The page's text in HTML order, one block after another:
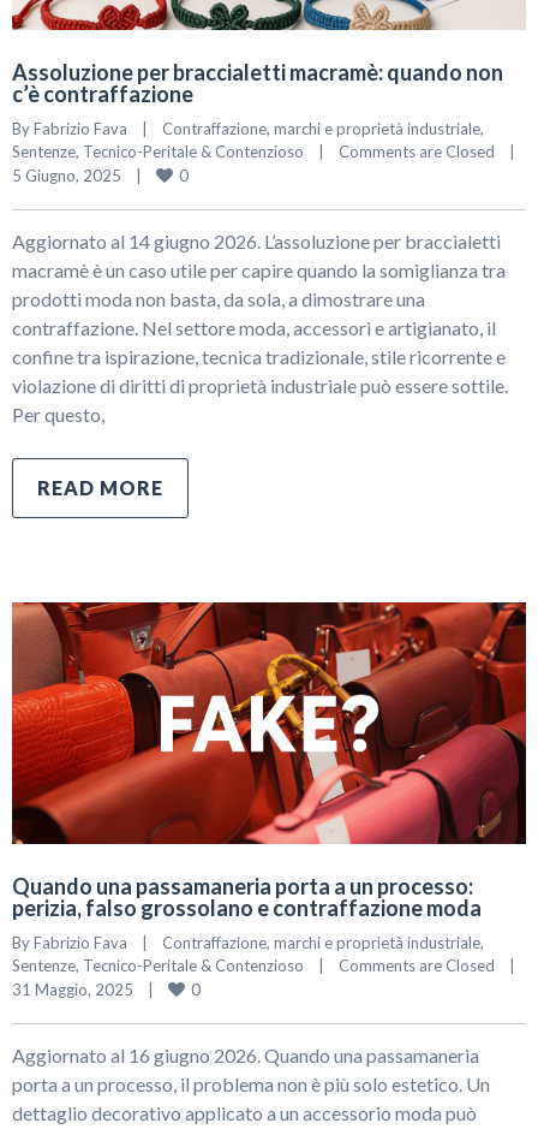
Assoluzione per braccialetti macramè: quando non
c’è contraffazione
By Fabrizio Fava | Contraffazione, marchi e proprietà industriale
Sentenze, Tecnico-Peritale & Contenzioso | Comments are Closed
|
5 Giugno, 2025 | 0
Aggiornato al 14 giugno 2026. L’assoluzione per braccialetti
macramè è un caso utile per capire quando la somiglianza tra
prodotti moda non basta, da sola, a dimostrare una
contraffazione. Nel settore moda, accessori e artigianato, il
confine tra ispirazione, tecnica tradizionale, stile ricorrente e
violazione di diritti di proprietà industriale può essere sottile.
Per questo,
READ MORE
Quando una passamaneria porta a un processo:
perizia, falso grossolano e contraffazione moda
By Fabrizio Fava Contraffazione, marchi e proprietà industriale
Sentenze, Tecnico-Peritale & Contenzioso Comments are Closed
31 Maggio, 2025
0
Aggiornato al 16 giugno 2026. Quando una passamaneria
porta a un processo, il problema non è più solo estetico. Un
dettaglio decorativo applicato a un accessorio moda può